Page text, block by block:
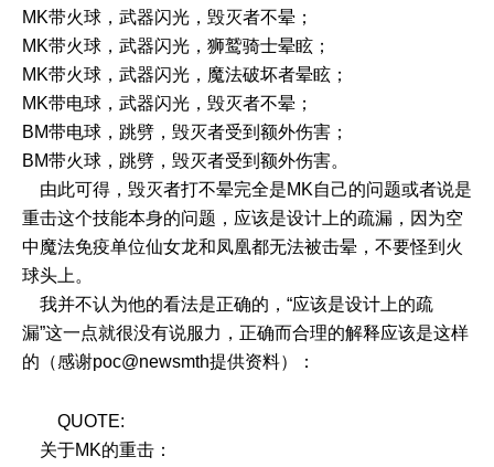
MK带火球，武器闪光，毁灭者不晕；
MK带火球，武器闪光，狮鹫骑士晕眩；
MK带火球，武器闪光，魔法破坏者晕眩；
MK带电球，武器闪光，毁灭者不晕；
BM带电球，跳劈，毁灭者受到额外伤害；
BM带火球，跳劈，毁灭者受到额外伤害。
由此可得，毁灭者打不晕完全是MK自己的问题或者说是
重击这个技能本身的问题，应该是设计上的疏漏，因为空
中魔法免疫单位仙女龙和凤凰都无法被击晕，不要怪到火
球头上。
我并不认为他的看法是正确的，“应该是设计上的疏
漏”这一点就很没有说服力，正确而合理的解释应该是这样
的（感谢poc@newsmth提供资料）：
QUOTE:
关于MK的重击：